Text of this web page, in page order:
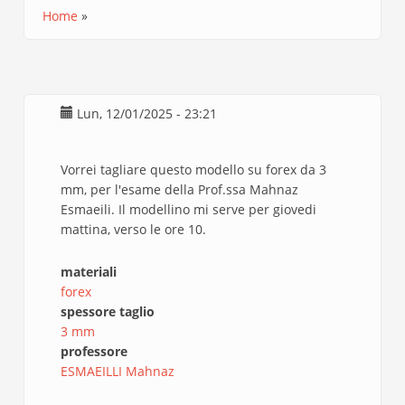
Home
Lun, 12/01/2025 - 23:21
Vorrei tagliare questo modello su forex da 3
mm, per l'esame della Prof.ssa Mahnaz
Esmaeili. Il modellino mi serve per giovedi
mattina, verso le ore 10.
materiali
forex
spessore taglio
3 mm
professore
ESMAEILLI Mahnaz